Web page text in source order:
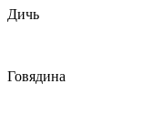
Дичь
Говядина